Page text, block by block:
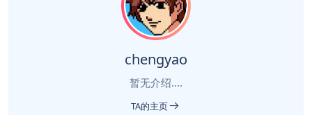
chengyao
暂无介绍....
TA的主页